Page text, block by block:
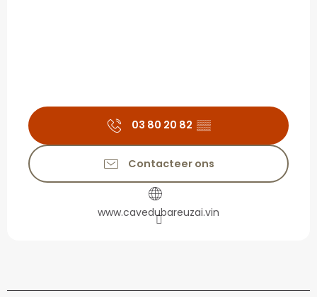
03 80 20 82 ▒▒
Contacteer ons
www.cavedubareuzai.vin